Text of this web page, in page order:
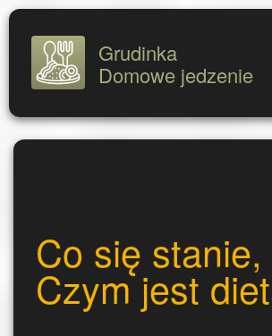
Grudinka
Domowe jedzenie
Co się
Czym jest